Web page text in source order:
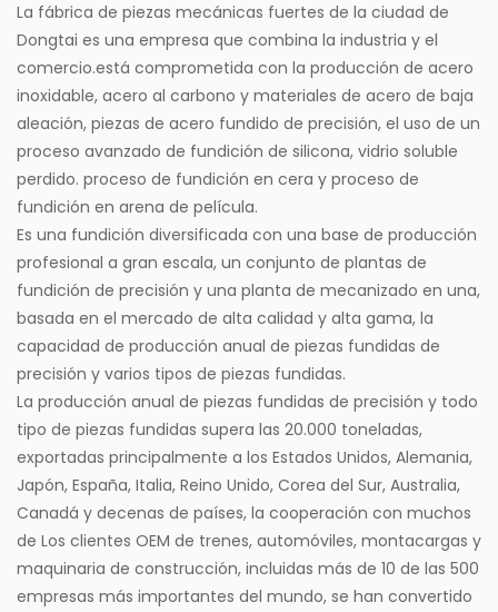
La fábrica de piezas mecánicas fuertes de la ciudad de
Dongtai es una empresa que combina la industria y el
comercio.está comprometida con la producción de acero
inoxidable, acero al carbono y materiales de acero de baja
aleación, piezas de acero fundido de precisión, el uso de un
proceso avanzado de fundición de silicona, vidrio soluble
perdido. proceso de fundición en cera y proceso de
fundición en arena de película.
Es una fundición diversificada con una base de producción
profesional a gran escala, un conjunto de plantas de
fundición de precisión y una planta de mecanizado en una,
basada en el mercado de alta calidad y alta gama, la
capacidad de producción anual de piezas fundidas de
precisión y varios tipos de piezas fundidas.
La producción anual de piezas fundidas de precisión y todo
tipo de piezas fundidas supera las 20.000 toneladas,
exportadas principalmente a los Estados Unidos, Alemania,
Japón, España, Italia, Reino Unido, Corea del Sur, Australia,
Canadá y decenas de países, la cooperación con muchos
de Los clientes OEM de trenes, automóviles, montacargas y
maquinaria de construcción, incluidas más de 10 de las 500
empresas más importantes del mundo, se han convertido